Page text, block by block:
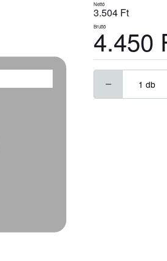
Nettó
3.504 Ft
Bruttó
4.450